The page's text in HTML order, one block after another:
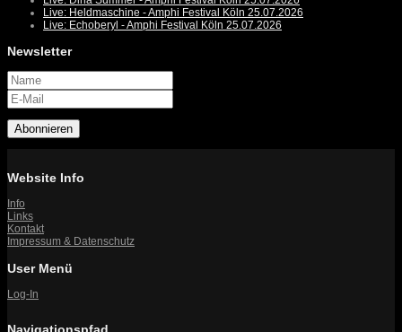
Live: Heldmaschine - Amphi Festival Köln 25.07.2026
Live: Echoberyl - Amphi Festival Köln 25.07.2026
Newsletter
Abonnieren
Website Info
Info
Links
Kontakt
Impressum & Datenschutz
User Menü
Log-In
Navigationspfad